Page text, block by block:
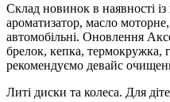
Склад новинок в наявності із
ароматизатор, масло
автомобільні. Оновлення
брелок, кепка, термокружка,
рекомендуємо девайс
Литі диски та колеса. Для